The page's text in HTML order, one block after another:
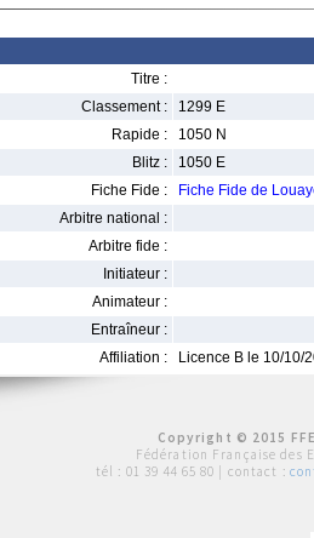
Titre :
Classement :
1299 E
Rapide :
1050 N
Blitz :
1050 E
Fiche Fide :
Fiche Fide de
Arbitre national :
Arbitre fide :
Initiateur :
Animateur :
Entraîneur :
Affiliation :
Licence B le 10/10/
Copyright © 2015
Fédération Française des
tél : 01 39 44 65 80 | contact :